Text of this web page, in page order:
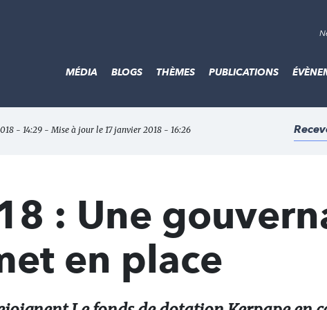
MÉDIA BLOGS THÈMES PUBLICATIONS
- 14:29 - Mise à jour le 17 janvier 2018 - 16:26
: Une
en place